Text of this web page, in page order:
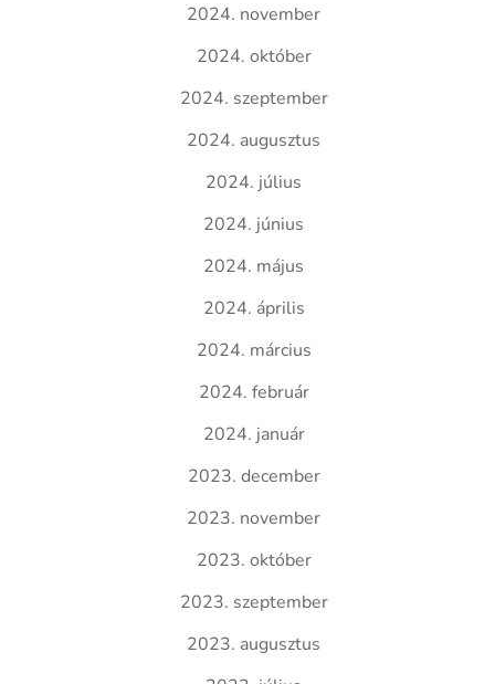
2024. november
2024. október
2024. szeptember
2024. augusztus
2024. július
2024. június
2024. május
2024. április
2024. március
2024. február
2024. január
2023. december
2023. november
2023. október
2023. szeptember
2023. augusztus